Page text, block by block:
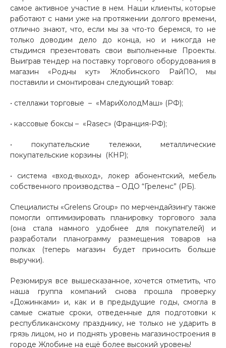
самое активное участие в нем. Наши клиенты, которые
работают с нами уже на протяжении долгого времени,
отлично знают, что, если мы за что-то беремся, то не
только доводим дело до конца, но и никогда не
стыдимся презентовать свои выполненные Проекты.
Выиграв тендер на поставку торгового оборудования в
магазин «Родны кут» Жлобинского РайПО, мы
поставили и смонтирован следующий товар:
• стеллажи торговые – «МариХолодМаш» (РФ);
• кассовые боксы – «Rasec» (Франция-РФ);
• покупательские тележки, металлические
покупательские корзины (КНР);
• система «вход-выход», локер абонентский, мебель
собственного производства – ОДО “Греленс” (РБ).
Специалисты «Grelens Group» по мерчендайзингу также
помогли оптимизировать планировку торгового зала
(она стала намного удобнее для покупателей) и
разработали планограмму размещения товаров на
полках (теперь магазин будет приносить больше
выручки).
Резюмируя все вышесказанное, хочется отметить, что
наша группа компаний снова прошла проверку
«Дожинками» и, как и в предыдущие годы, смогла в
самые сжатые сроки, отведенные для подготовки к
республиканскому празднику, не только не ударить в
грязь лицом, но и поднять уровень магазиностроения в
городе Жлобине на ещё более высокий уровень!